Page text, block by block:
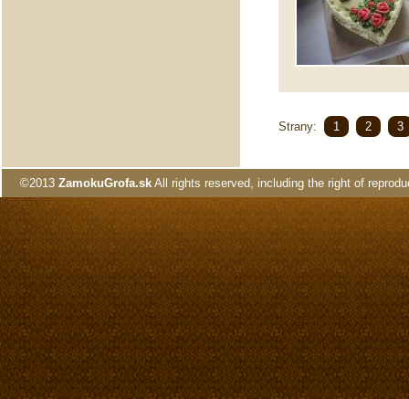
Strany: 1 2 3
©2013 ZamokuGrofa.sk All rights reserved, including the right of